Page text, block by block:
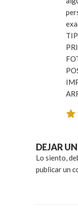
DEJAR
Lo siento,
publicar un